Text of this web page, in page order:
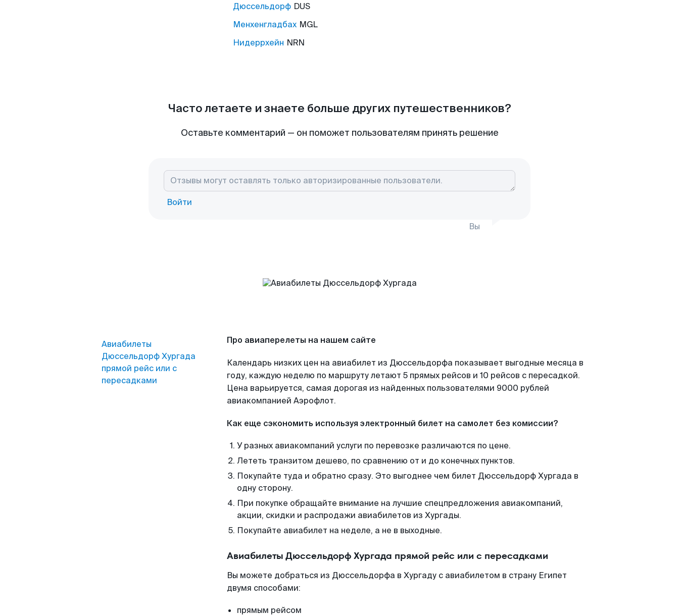
Дюссельдорф DUS
Менхенгладбах MGL
Нидеррхейн NRN
Часто летаете и знаете больше других путешественников?
Оставьте комментарий — он поможет пользователям принять решение
Войти
Вы
Авиабилеты
Дюссельдорф Хургада
прямой рейс или с
пересадками
Про авиаперелеты на нашем сайте
Календарь низких цен на авиабилет из Дюссельдорфа показывает выгодные месяца в
году, каждую неделю по маршруту летают 5 прямых рейсов и 10 рейсов с пересадкой.
Цена варьируется, самая дорогая из найденных пользователями 9000 рублей
авиакомпанией Аэрофлот.
Как еще сэкономить используя электронный билет на самолет без комиссии?
У разных авиакомпаний услуги по перевозке различаются по цене.
Лететь транзитом дешево, по сравнению от и до конечных пунктов.
Покупайте туда и обратно сразу. Это выгоднее чем билет Дюссельдорф Хургада в
одну сторону.
При покупке обращайте внимание на лучшие спецпредложения авиакомпаний,
акции, скидки и распродажи авиабилетов из Хургады.
Покупайте авиабилет на неделе, а не в выходные.
Авиабилеты Дюссельдорф Хургада прямой рейс или с пересадками
Вы можете добраться из Дюссельдорфа в Хургаду с авиабилетом в страну Египет
двумя способами:
прямым рейсом